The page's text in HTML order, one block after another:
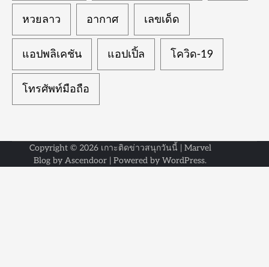
หวยลาว อากาศ เลขเด็ด
แอปพลิเคชัน แอปเปิ้ล โควิด-19
โทรศัพท์มือถือ
Copyright © 2026 เกาะติดข่าวสนุกวันนี้ | Marvel
Blog by Ascendoor | Powered by WordPress.